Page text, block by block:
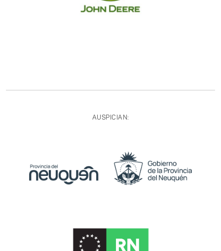
AUSPICIAN: